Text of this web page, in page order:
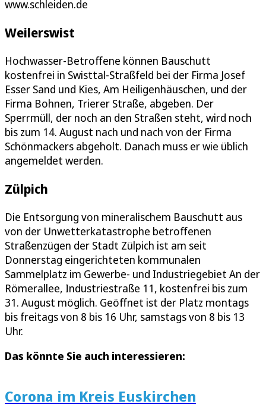
www.schleiden.de
Weilerswist
Hochwasser-Betroffene können Bauschutt
kostenfrei in Swisttal-Straßfeld bei der Firma Josef
Esser Sand und Kies, Am Heiligenhäuschen, und der
Firma Bohnen, Trierer Straße, abgeben. Der
Sperrmüll, der noch an den Straßen steht, wird noch
bis zum 14. August nach und nach von der Firma
Schönmackers abgeholt. Danach muss er wie üblich
angemeldet werden.
Zülpich
Die Entsorgung von mineralischem Bauschutt aus
von der Unwetterkatastrophe betroffenen
Straßenzügen der Stadt Zülpich ist am seit
Donnerstag eingerichteten kommunalen
Sammelplatz im Gewerbe- und Industriegebiet An der
Römerallee, Industriestraße 11, kostenfrei bis zum
31. August möglich. Geöffnet ist der Platz montags
bis freitags von 8 bis 16 Uhr, samstags von 8 bis 13
Uhr.
Das könnte Sie auch interessieren:
Corona im Kreis Euskirchen